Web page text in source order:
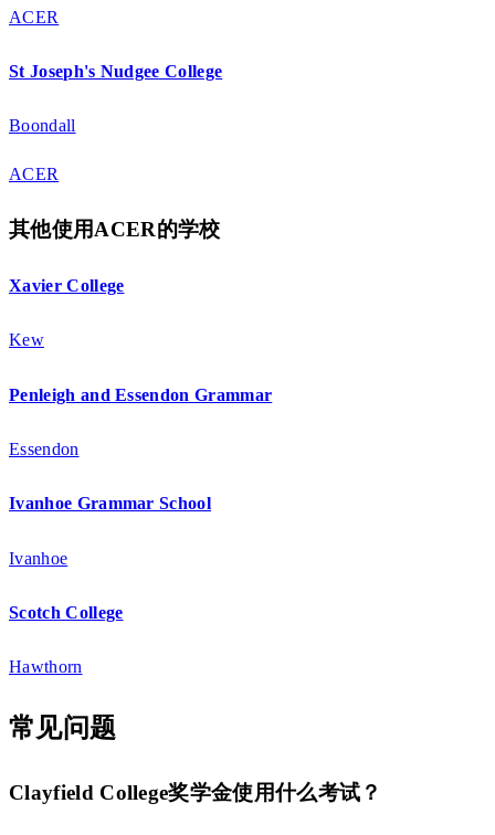
ACER
St Joseph's Nudgee College
Boondall
ACER
其他使用ACER的学校
Xavier College
Kew
Penleigh and Essendon Grammar
Essendon
Ivanhoe Grammar School
Ivanhoe
Scotch College
Hawthorn
常见问题
Clayfield College奖学金使用什么考试？